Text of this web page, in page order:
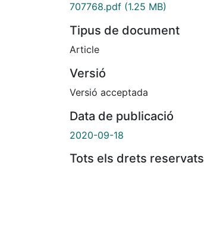
707768.pdf (1.25 MB)
Tipus de document
Article
Versió
Versió acceptada
Data de publicació
2020-09-18
Tots els drets reservats